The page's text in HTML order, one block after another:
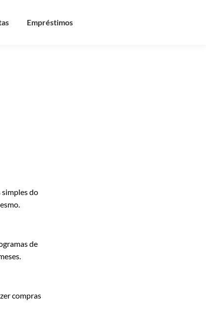
Empréstimos
do
de
compras